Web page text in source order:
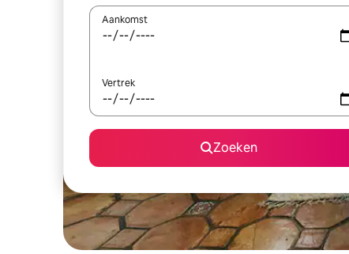
Aankomst
Vertrek
Zoeken